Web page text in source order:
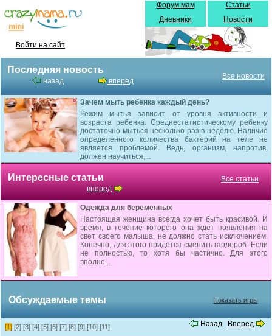
Войти на сайт
Форум мам
Дневники
Статьи
Новости
Последняя новость
назад вперед
Все новости
Зачем мыть ребенка каждый день?
Режим мытья зависит от уровня активности и
возраста ребенка. Среднестатистическому ребенку
достаточно мыться несколько раз в неделю. Наличие
определенного количества бактерий на теле не
является проблемой. Ведь, организм, напротив,
должен научиться,...
Интересные статьи
вперед
Все статьи
Одежда для беременных
Настоящая женщина всегда хочет быть красивой. И
время, в течение которого она ждет появления на
свет своего малыша, не должно стать исключением.
Конечно, для этого придется сменить гардероб. Если
не полностью, то хотя бы частично. Для этого
вполне...
Обсуждаемые темы Показать игры
Назад Вперед
[1] [2] [3] [4] [5] [6] [7] [8] [9] [10] [11]